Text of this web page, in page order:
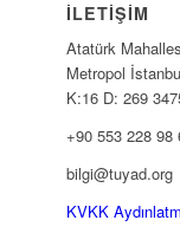
İLETİŞİM
Atatürk
Metropol
K:16 D: 269
+90 553 228 98
bilgi@tuyad.org
KVKK